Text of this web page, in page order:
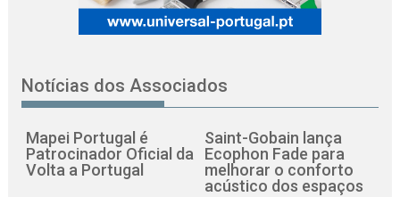
Notícias dos Associados
Mapei Portugal é
Patrocinador Oficial da
Volta a Portugal
Saint-Gobain lança
Ecophon Fade para
melhorar o conforto
acústico dos espaços